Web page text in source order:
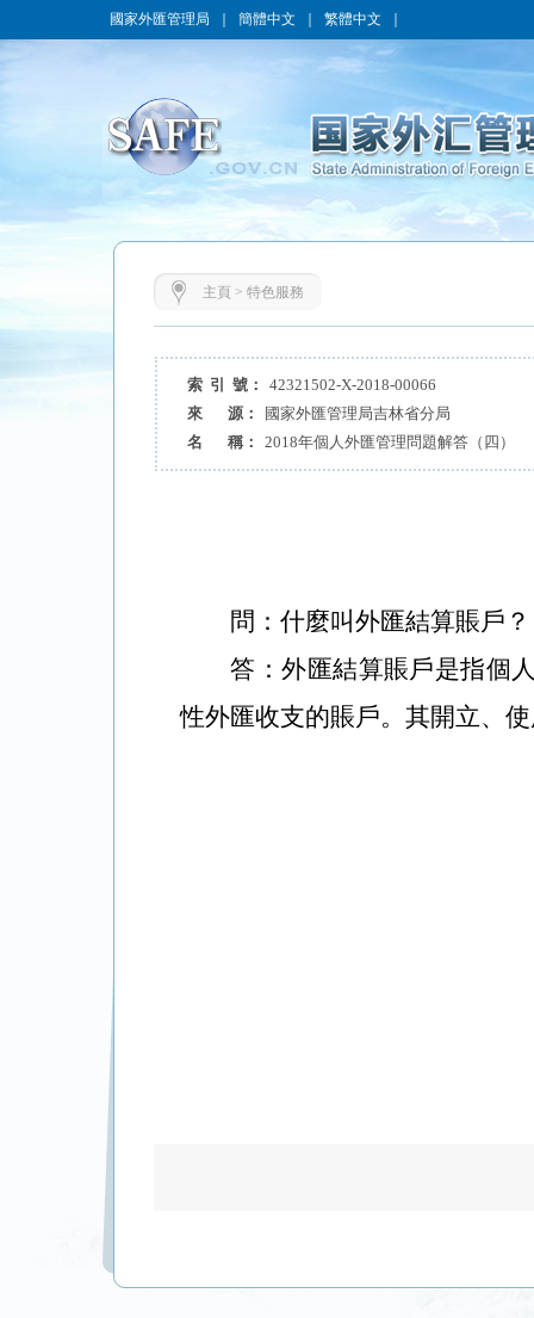
國家外匯管理局 簡體中文 繁體中文
主頁 > 特色服務
索 引 號：
42321502-X-2018-00066
來 源：
國家外匯管理局吉林省分局
名 稱：
2018年個人外匯管理問題解答（四）
問：什麼叫外匯結算賬戶？
答：外匯結算賬戶是指個
性外匯收支的賬戶。其開立、